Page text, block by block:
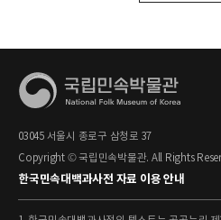
03045 서울시 종로구 삼청로 37
Copyright © 국립민속박물관. All Rights
한국민속대백과사전 자료 이용 안내